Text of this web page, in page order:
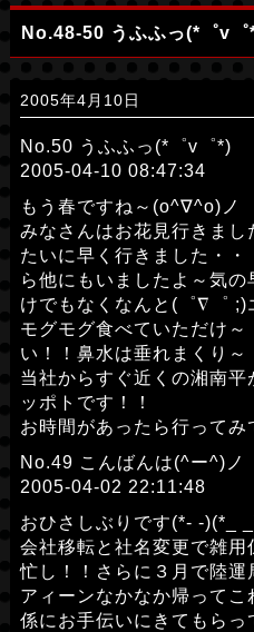
No.48-50 うふふっ(*゜v゜
2005年4月10日
No.50 うふふっ(*゜v゜*)
2005-04-10 08:47:34
もう春ですね～(o^∇^o)ノ
みなさんはお花見行きま
たいに早く行きました・
ら他にもいましたよ～気
けでもなくなんと(゜∇゜ ;)
モグモグ食べていただけ
い！！鼻水は垂れまくり
当社からすぐ近くの湘南
ッポトです！！
お時間があったら行って
No.49 こんばんは(^ー^)ノ
2005-04-02 22:11:48
おひさしぶりです(*- -)(*_
会社移転と社名変更で雑
忙し！！さらに３月で陸
アィーンなかなか帰ってこ
係にお手伝いにきてもらっ